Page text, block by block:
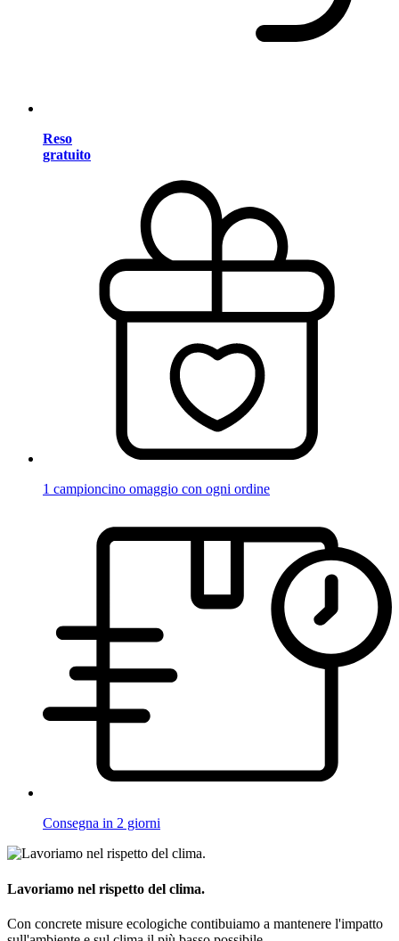
Reso
gratuito
1 campioncino omaggio con ogni ordine
Consegna in 2 giorni
Lavoriamo nel rispetto del clima.
Con concrete misure ecologiche contibuiamo a mantenere l'impatto